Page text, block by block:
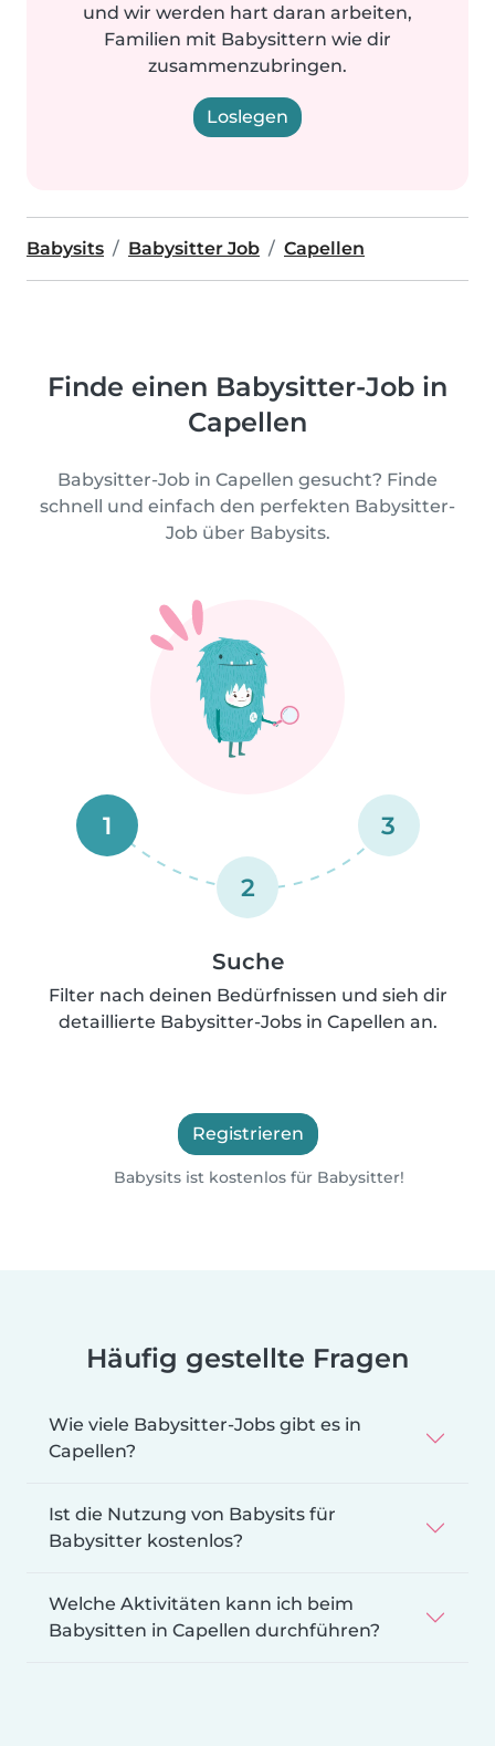
und wir werden hart daran arbeiten,
Familien mit Babysittern wie dir
zusammenzubringen.
Loslegen
Babysits Babysitter Job Capellen
Finde einen Babysitter-Job in
Capellen
Babysitter-Job in Capellen gesucht? Finde
schnell und einfach den perfekten Babysitter-
Job über Babysits.
1
2
3
Suche
Filter nach deinen Bedürfnissen und sieh dir
detaillierte Babysitter-Jobs in Capellen an.
Registrieren
Babysits ist kostenlos für Babysitter!
Häufig gestellte Fragen
Wie viele Babysitter-Jobs gibt es in
Capellen?
Ist die Nutzung von Babysits für
Babysitter kostenlos?
Welche Aktivitäten kann ich beim
Babysitten in Capellen durchführen?